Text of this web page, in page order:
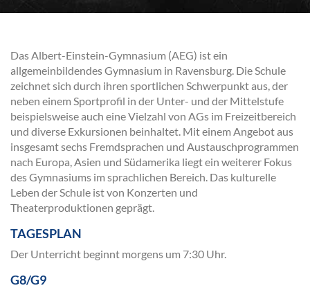
Das Albert-Einstein-Gymnasium (AEG) ist ein
allgemeinbildendes Gymnasium in Ravensburg. Die Schule
zeichnet sich durch ihren sportlichen Schwerpunkt aus, der
neben einem Sportprofil in der Unter- und der Mittelstufe
beispielsweise auch eine Vielzahl von AGs im Freizeitbereich
und diverse Exkursionen beinhaltet. Mit einem Angebot aus
insgesamt sechs Fremdsprachen und Austauschprogrammen
nach Europa, Asien und Südamerika liegt ein weiterer Fokus
des Gymnasiums im sprachlichen Bereich. Das kulturelle
Leben der Schule ist von Konzerten und
Theaterproduktionen geprägt.
TAGESPLAN
Der Unterricht beginnt morgens um 7:30 Uhr.
G8/G9